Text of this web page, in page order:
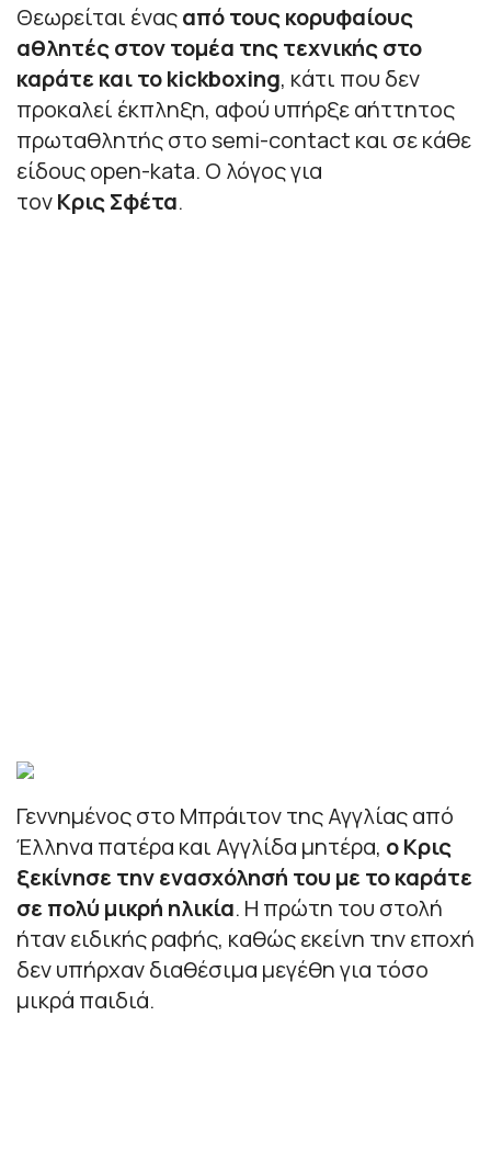
Θεωρείται έναςαπό τους κορυφαίους
αθλητές στον τομέα της τεχνικής στο
καράτε και το kickboxing, κάτι που δεν
προκαλεί έκπληξη, αφού υπήρξε αήττητος
πρωταθλητής στο semi-contact και σε κάθε
είδους open-kata. Ο λόγος για
τονΚριςΣφέτα.
Γεννημένος στο Μπράιτον της Αγγλίας από
Έλληνα πατέρα και Αγγλίδα μητέρα, ο Κρις
ξεκίνησε την ενασχόλησή του με το καράτε
σε πολύ μικρή ηλικία. Η πρώτη του στολή
ήταν ειδικής ραφής, καθώς εκείνη την εποχή
δεν υπήρχαν διαθέσιμα μεγέθη για τόσο
μικρά παιδιά.